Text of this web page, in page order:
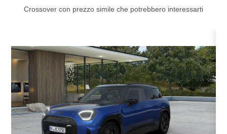
Crossover con prezzo simile che potrebbero interessarti